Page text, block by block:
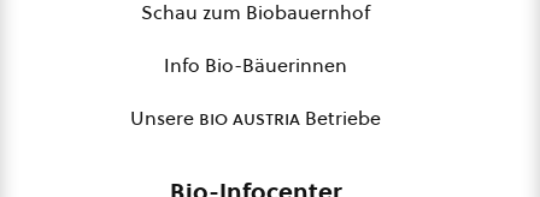
Schau zum Biobauernhof
Info Bio-Bäuerinnen
Unsere bio austria Betriebe